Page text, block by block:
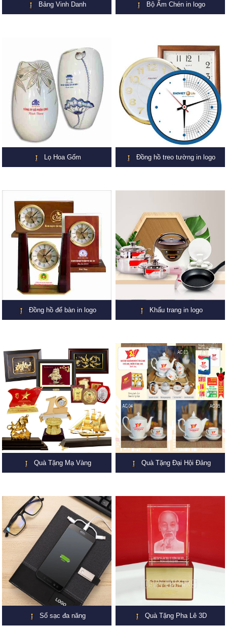
Bảng Vinh Danh Bộ Ấm Chén in logo
Lọ Hoa Gốm Đồng hồ treo tường in logo
Đồng hồ để bàn in logo Khẩu trang in logo
Quà Tặng Mạ Vàng Quà Tặng Đại Hội Đảng
Sổ sạc đa năng Quà Tặng Pha Lê 3D